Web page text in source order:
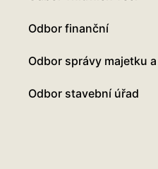
Odbor finanční
Odbor správy majetku
Odbor stavební úřad